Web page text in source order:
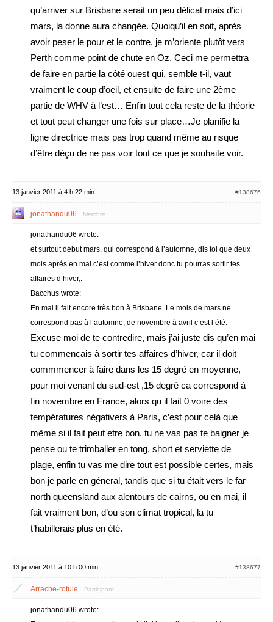
qu’arriver sur Brisbane serait un peu délicat mais d’ici
mars, la donne aura changée. Quoiqu’il en soit, après
avoir peser le pour et le contre, je m’oriente plutôt vers
Perth comme point de chute en Oz. Ceci me permettra
de faire en partie la côté ouest qui, semble t-il, vaut
vraiment le coup d’oeil, et ensuite de faire une 2ème
partie de WHV à l’est… Enfin tout cela reste de la théorie
et tout peut changer une fois sur place…Je planifie la
ligne directrice mais pas trop quand même au risque
d’être déçu de ne pas voir tout ce que je souhaite voir.
13 janvier 2011 à 4 h 22 min #138676
jonathandu06 Membre
jonathandu06 wrote:
et surtout début mars, qui correspond à l’automne, dis toi que deux
mois aprés en mai c’est comme l’hiver donc tu pourras sortir tes
affaires d’hiver,.
Bacchus wrote:
En mai il fait encore très bon à Brisbane. Le mois de mars ne
correspond pas à l’automne, de novembre à avril c’est l’été.
Excuse moi de te contredire, mais j’ai juste dis qu’en mai
tu commencais à sortir tes affaires d’hiver, car il doit
commmencer à faire dans les 15 degré en moyenne,
pour moi venant du sud-est ,15 degré ca correspond à
fin novembre en France, alors qu il fait 0 voire des
températures négativers à Paris, c’est pour celà que
même si il fait peut etre bon, tu ne vas pas te baigner je
pense ou te trimballer en tong, short et serviette de
plage, enfin tu vas me dire tout est possible certes, mais
bon je parle en géneral, tandis que si tu était vers le far
north queensland aux alentours de cairns, ou en mai, il
fait vraiment bon, d’ou son climat tropical, la tu
t’habillerais plus en été.
13 janvier 2011 à 10 h 00 min #138677
Arrache-rotule Participant
jonathandu06 wrote: